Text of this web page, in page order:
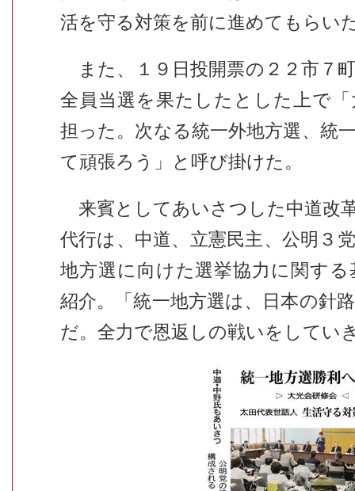
活を守る対策を前に進めてもらい
また、１９日投開票の２２市７
全員当選を果たしたとした上で
担った。次なる統一外地方選、統
て頑張ろう」と呼び掛けた。
来賓としてあいさつした中道改
代行は、中道、立憲民主、公明３
地方選に向けた選挙協力に関す
紹介。「統一地方選は、日本の針
だ。全力で恩返しの戦いをしてい